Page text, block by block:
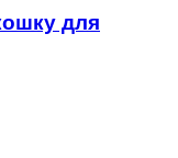
для